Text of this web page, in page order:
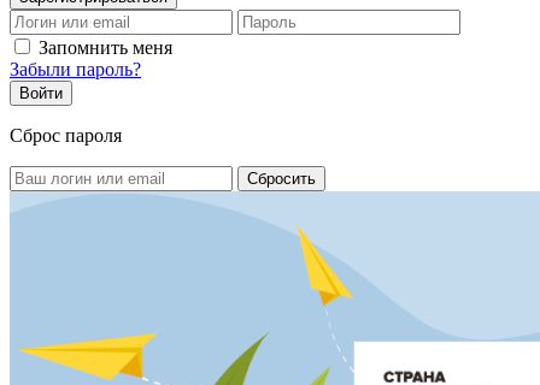
Запомнить меня
Забыли пароль?
Сброс пароля